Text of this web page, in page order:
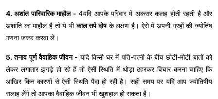
4. अशांत पारिवारिक माहौल -4यदि आपके परिवार में अकसर कलह होती रहती है और
अशांति का माहौल है तो ये भीकाल सर्प दोषके लक्षण है। ऐसे में अपनी ग्रहों की ज्योतिष
गणना जरूर करवा लें।
5. तनाव पूर्ण वैवाहिक जीवन - यदि किसी घर में पति-पत्नी के बीच छोटी-मोटी बातों को
लेकर लगातार झगड़े हो रहे हैं तो ऐसी स्थिति में थोड़ा ठहरकर विचार करना चाहिए कि
आखिर किन कारणों से ऐसी स्थिति पैदा हो रही है। सही समय पर यदि आप ज्योतिषीय
सलाह लेंगे तो आपका वैवाहिक जीवन भी खुशहाल हो सकता है।